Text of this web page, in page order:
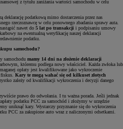
z tytułu zaniżania wartości samochodu w celu
deklarację podatkową mimo dostarczenia przez nas
rzeczoznawcę w celu ponownego zbadania sprawy auta.
nawet do 5 lat po transakcji i podpisaniu umowy
na ewentualną weryfikację naszej deklaracji
podatku.
samochodu?
samochodu mamy 14 dni na złożenie deklaracji
któremu podlega nowy właściciel. Każda zwłoka lub
opłaty jest kwalifikowane jako wykroczenie
fiskus. Kary te mogą wahać się od kilkuset złotych
zależy od kwalifikacji wykroczenia i decyzji danego
prawo do odwołania. I tu ważna porada. Jeśli jednak
podatku PCC za samochód i złożymy w urzędzie
uniknąć kary. Wystarczy przyznanie się do wykroczenia
PCC za zakupione auto wraz z naliczonymi odsetkami.